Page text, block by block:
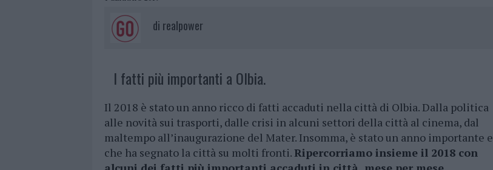
di realpower
I fatti più importanti a Olbia.
Il 2018 è stato un anno ricco di fatti accaduti nella città di Olbia. Dalla politica
alle novità sui trasporti, dalle crisi in alcuni settori della città al cinema, dal
maltempo all’inaugurazione del Mater. Insomma, è stato un anno importante e
che ha segnato la città su molti fronti.Ripercorriamo insieme il 2018 con